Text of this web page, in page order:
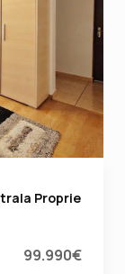
Proprie
99.990€